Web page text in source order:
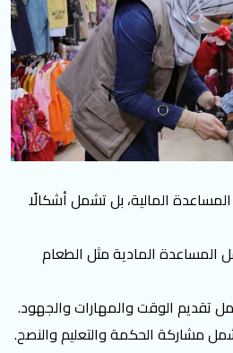
المالية، بل تشمل أشكالًا
المساعدة المادية مثل الطعام
تقديم الوقت والمهارات والجهود.
مشاركة الحكمة والتعليم والنصح.